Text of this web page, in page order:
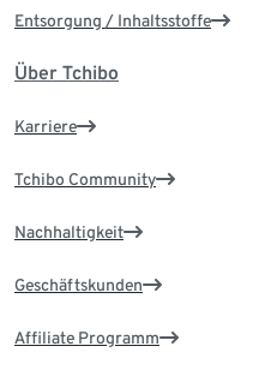
Entsorgung / Inhaltsstoffe
Über Tchibo
Karriere
Tchibo Community
Nachhaltigkeit
Geschäftskunden
Affiliate Programm